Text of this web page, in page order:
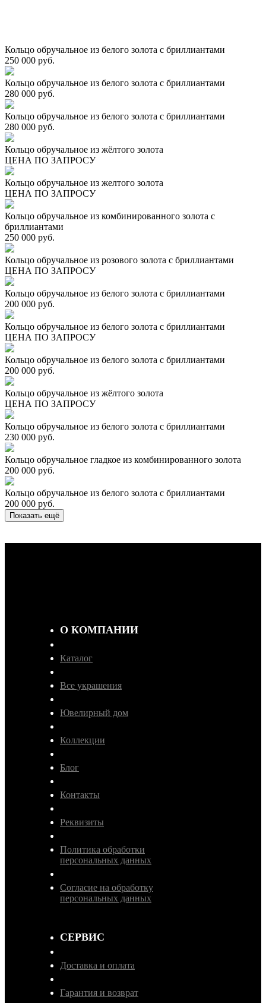
Кольцо обручальное из белого золота с бриллиантами
250 000 руб.
Кольцо обручальное из белого золота с бриллиантами
280 000 руб.
Кольцо обручальное из белого золота с бриллиантами
280 000 руб.
Кольцо обручальное из жёлтого золота
ЦЕНА ПО ЗАПРОСУ
Кольцо обручальное из желтого золота
ЦЕНА ПО ЗАПРОСУ
Кольцо обручальное из комбинированного золота с
бриллиантами
250 000 руб.
Кольцо обручальное из розового золота с бриллиантами
ЦЕНА ПО ЗАПРОСУ
Кольцо обручальное из белого золота с бриллиантами
200 000 руб.
Кольцо обручальное из белого золота с бриллиантами
ЦЕНА ПО ЗАПРОСУ
Кольцо обручальное из белого золота с бриллиантами
200 000 руб.
Кольцо обручальное из жёлтого золота
ЦЕНА ПО ЗАПРОСУ
Кольцо обручальное из белого золота с бриллиантами
230 000 руб.
Кольцо обручальное гладкое из комбинированного золота
200 000 руб.
Кольцо обручальное из белого золота с бриллиантами
200 000 руб.
Показать ещё
О КОМПАНИИ
Каталог
Все украшения
Ювелирный дом
Коллекции
Блог
Контакты
Реквизиты
Политика обработки
персональных данных
Согласие на обработку
персональных данных
СЕРВИС
Доставка и оплата
Гарантия и возврат